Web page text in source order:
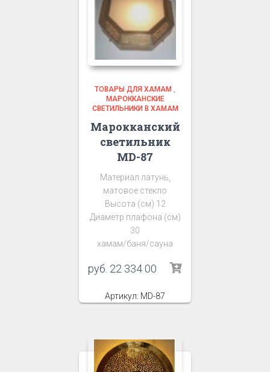
ТОВАРЫ ДЛЯ ХАМАМ ,
МАРОККАНСКИЕ
СВЕТИЛЬНИКИ В ХАМАМ
Марокканский
светильник
MD-87
Материал латунь,
матовое стекло
Высота (см) 12
Диаметр плафона (см)
30
хамам/баня/сауна
руб. 22 334 00
Артикул: MD-87